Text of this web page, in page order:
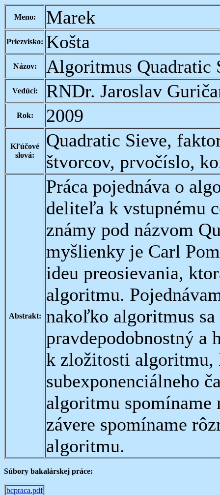
Meno: Marek
Priezvisko: Košta
Názov: Algoritmus Quadratic
Vedúci: RNDr. Jaroslav
Rok: 2009
Kľúčové
slová:
Quadratic Sieve,
štvorcov, prvočíslo,
Abstrakt:
Práca pojednáva o
deliteľa k vstupnému
známy pod názvom
myšlienky je Carl
ideu preosievania,
algoritmu.
nakoľko algoritmus sa
pravdepodobnostný a
k zložitosti algoritmu,
subexponenciálneho
algoritmu spomíname
závere spomíname
algoritmu.
Súbory bakalárskej práce:
bcpraca.pdf